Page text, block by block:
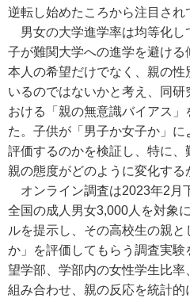
逆転し始めたころから注目され
男女の大学進学率は均等化し
子が難関大学への進学を避け
本人の希望だけでなく、親の
いるのではないかと考え、同
おける「親の無意識バイアス
た。子供が「男子か女子か」に
評価するのかを検証し、特に
親の態度がどのように変化する
オンライン調査は2023年2月
全国の成人男女3,000人を対象
ルを提示し、その高校生の親と
か」を評価してもらう調査実
望学部、学部内の女性学生比
組み合わせ、親の反応を統計的